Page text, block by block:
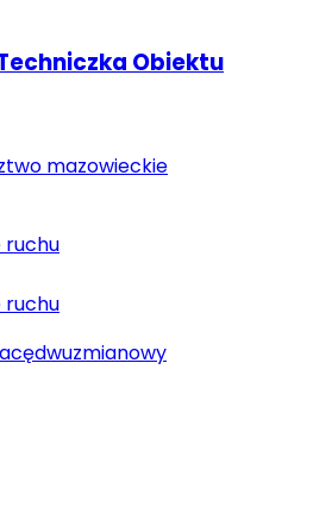
Obiektu
mazowieckie
ruchu
ruchu
dwuzmianowy